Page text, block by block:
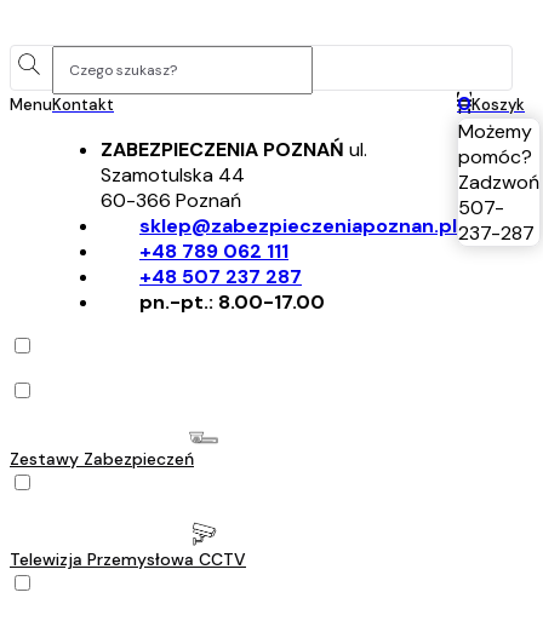
MenuKontakt
ZABEZPIECZENIA POZNAŃ ul.
Szamotulska 44
60-366 Poznań
sklep@zabezpieczeniapoznan.pl
+48 789 062 111
+48 507 237 287
pn.-pt.: 8.00-17.00
0Koszyk
Możemy
pomóc?
Zadzwoń
507-
237-287
Zestawy Zabezpieczeń
Telewizja Przemysłowa CCTV